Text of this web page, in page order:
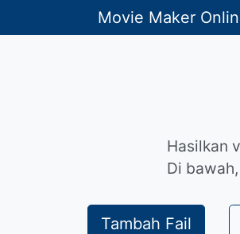
Movie Maker
Hasilkan
Di
Tambah Fail